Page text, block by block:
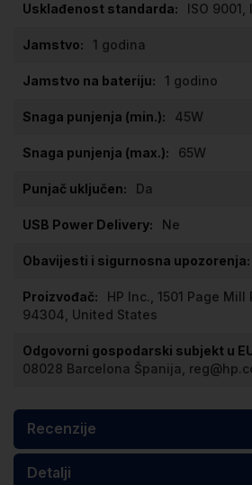
ISO 9001,
1 godina
1 godino
45W
65W
Da
Ne
HP Inc., 1501 Page Mill
94304, United States
08028 Barcelona Španija,
Recenzije
Detalji